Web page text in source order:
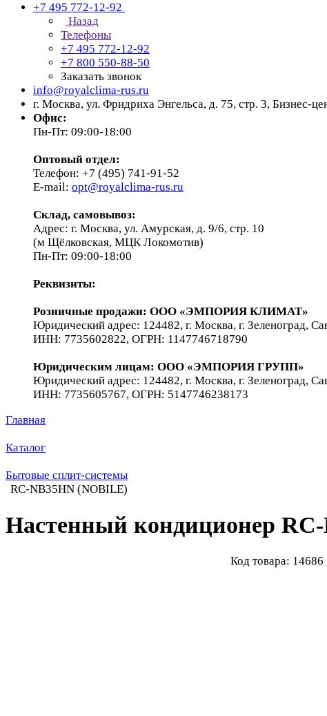
+7 495 772-12-92
Назад
Телефоны
+7 495 772-12-92
+7 800 550-88-50
Заказать звонок
info@royalclima-rus.ru
г. Москва, ул. Фридриха Энгельса, д. 75, стр. 3, Бизнес-
Офис:
Пн-Пт: 09:00-18:00
Оптовый отдел:
Телефон: +7 (495) 741-91-52
E-mail: opt@royalclima-rus.ru
Склад, самовывоз:
Адрес: г. Москва, ул. Амурская, д. 9/6, стр. 10
(м Щёлковская, МЦК Локомотив)
Пн-Пт: 09:00-18:00
Реквизиты:
Розничные продажи: ООО «ЭМПОРИЯ КЛИМАТ»
Юридический адрес: 124482, г. Москва, г. Зеленоград,
ИНН: 7735602822, ОГРН: 1147746718790
Юридическим лицам: ООО «ЭМПОРИЯ ГРУПП»
Юридический адрес: 124482, г. Москва, г. Зеленоград,
ИНН: 7735605767, ОГРН: 5147746238173
Главная
Каталог
Бытовые сплит-системы
RC-NB35HN (NOBILE)
Настенный кондиционер
Код товара: 14686